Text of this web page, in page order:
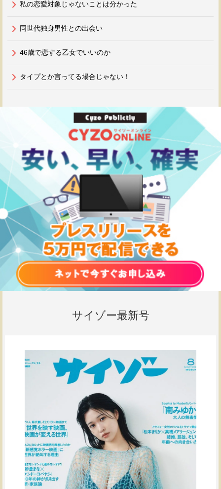
私の恋愛対象じゃないことは分かった
同世代独身男性との出会い
46歳で恋する乙女でいいのか
タイプとか言ってる場合じゃない！
サイゾー最新号